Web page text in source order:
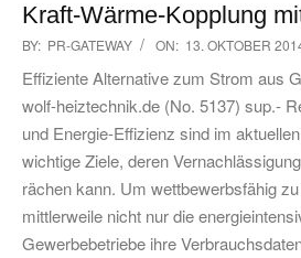
Kraft-Wärme-Kopplung
2014-
10-
13
BY: PR-GATEWAY ON: 13. OKTOBER
Effiziente Alternative zum Strom aus
wolf-heiztechnik.de (No. 5137) sup.-
und Energie-Effizienz sind im
wichtige Ziele, deren
rächen kann. Um wettbewerbsfähig
mittlerweile nicht nur die
Gewerbebetriebe ihre